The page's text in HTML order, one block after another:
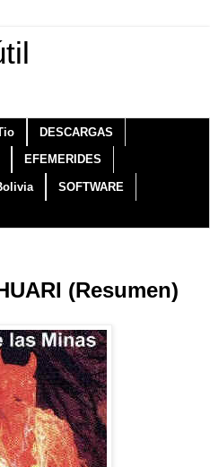
DESCARGAS
EFEMERIDES
SOFTWARE
(Resumen)